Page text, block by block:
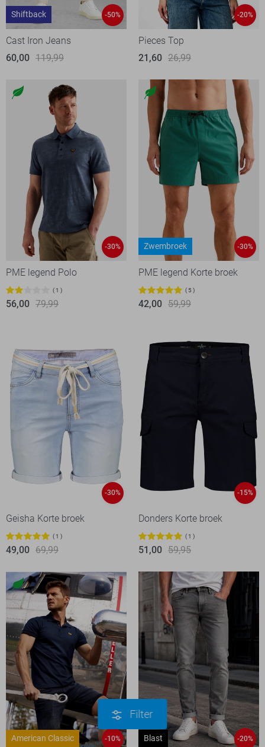
Shiftback -50%
Cast Iron Jeans
60,00 119,99
-20%
Pieces Top
21,60 26,99
-30%
PME legend Polo
1
56,00 79,99
Zwembroek -30%
PME legend Korte broek
5
42,00 59,99
-30%
Geisha Korte broek
1
49,00 69,99
-15%
Donders Korte broek
1
51,00 59,95
American Classic -10% Blast -20%
Filter